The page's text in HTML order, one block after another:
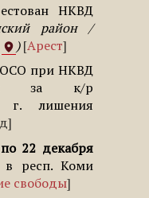
НКВД
район /
Арест
ОСО при НКВД
за к/р
г. лишения
22 декабря
в респ. Коми
свободы